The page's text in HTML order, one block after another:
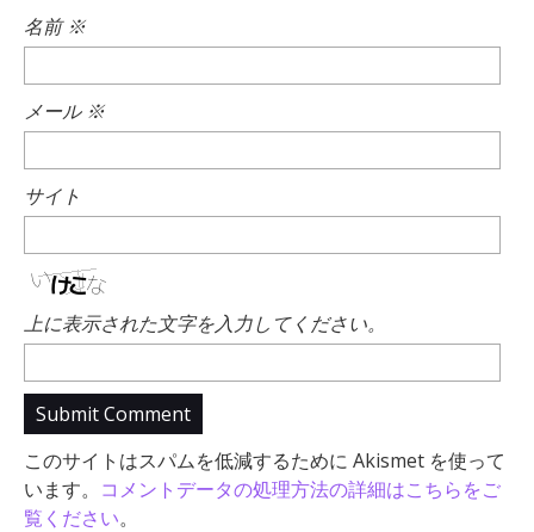
名前※
メール ※
サイト
上に表示された文字を入力してください。
このサイトはスパムを低減するために Akismet を使って
います。 コメントデータの処理方法の詳細はこちらをご
覧ください。